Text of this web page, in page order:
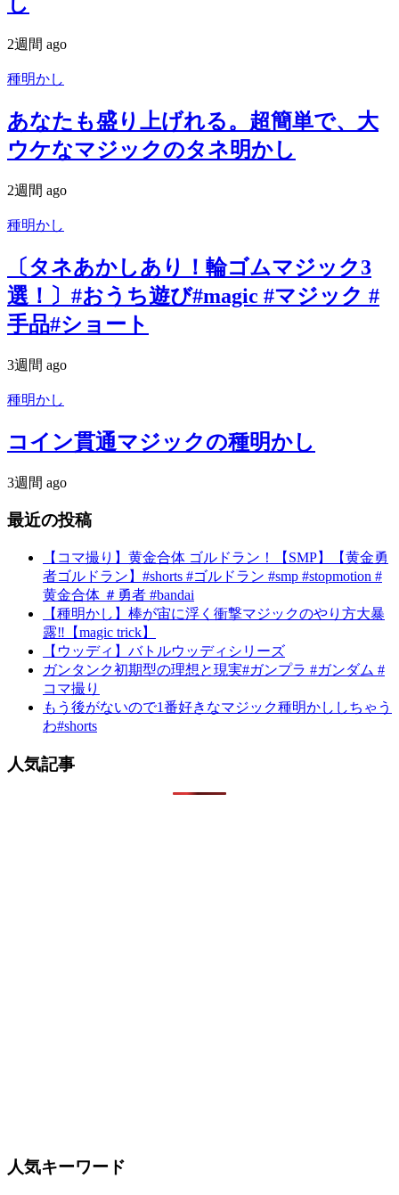
2週間 ago
種明かし
あなたも盛り上げれる。超簡単で、大
ウケなマジックのタネ明かし
2週間 ago
種明かし
〔タネあかしあり！輪ゴムマジック3
選！〕#おうち遊び#magic #マジック #
手品#ショート
3週間 ago
種明かし
コイン貫通マジックの種明かし
3週間 ago
最近の投稿
【コマ撮り】黄金合体 ゴルドラン！【SMP】【黄金勇
者ゴルドラン】#shorts #ゴルドラン #smp #stopmotion #
黄金合体 ＃勇者 #bandai
【種明かし】棒が宙に浮く衝撃マジックのやり方大暴
露‼️【magic trick】
【ウッディ】バトルウッディシリーズ
ガンタンク初期型の理想と現実#ガンプラ #ガンダム #
コマ撮り
もう後がないので1番好きなマジック種明かししちゃう
わ#shorts
人気記事
人気キーワード